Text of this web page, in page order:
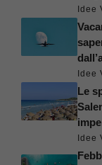
Idee
Idee
Le
Idee